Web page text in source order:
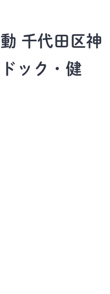
千代田区神
ック・健